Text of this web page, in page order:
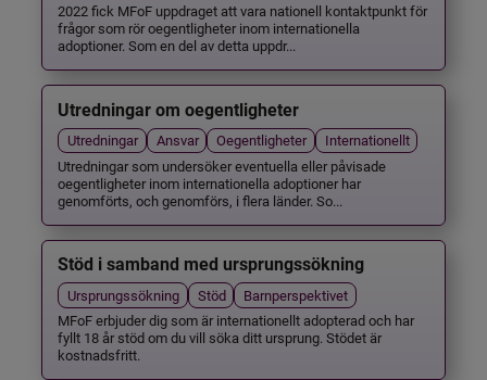
2022 fick MFoF uppdraget att vara nationell kontaktpunkt för
frågor som rör oegentligheter inom internationella
adoptioner. Som en del av detta uppdr...
Utredningar om oegentligheter
Utredningar Ansvar Oegentligheter
Internationellt
Utredningar som undersöker eventuella eller påvisade
oegentligheter inom internationella adoptioner har
genomförts, och genomförs, i flera länder. So...
Stöd i samband med ursprungssökning
Ursprungssökning Stöd
Barnperspektivet
MFoF erbjuder dig som är internationellt adopterad och har
fyllt 18 år stöd om du vill söka ditt ursprung. Stödet är
kostnadsfritt.